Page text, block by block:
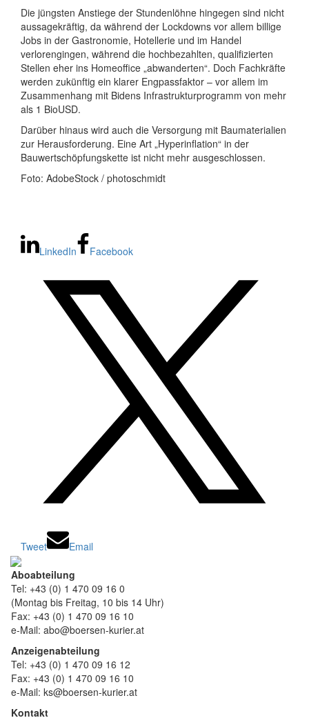
Die jüngsten Anstiege der Stundenlöhne hingegen sind nicht
aussagekräftig, da während der Lockdowns vor allem billige
Jobs in der Gastronomie, Hotellerie und im Handel
verlorengingen, während die hochbezahlten, qualifizierten
Stellen eher ins Homeoffice „abwanderten“. Doch Fachkräfte
werden zukünftig ein klarer Engpassfaktor – vor allem im
Zusammenhang mit Bidens Infrastrukturprogramm von mehr
als 1 BioUSD.
Darüber hinaus wird auch die Versorgung mit Baumaterialien
zur Herausforderung. Eine Art „Hyperinflation“ in der
Bauwertschöpfungskette ist nicht mehr ausgeschlossen.
Foto: AdobeStock / photoschmidt
LinkedIn Facebook
Tweet Email
Aboabteilung
Tel: +43 (0) 1 470 09 16 0
(Montag bis Freitag, 10 bis 14 Uhr)
Fax: +43 (0) 1 470 09 16 10
e-Mail: abo@boersen-kurier.at
Anzeigenabteilung
Tel: +43 (0) 1 470 09 16 12
Fax: +43 (0) 1 470 09 16 10
e-Mail: ks@boersen-kurier.at
Kontakt